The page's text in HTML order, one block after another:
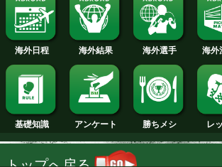
2012年
2011年
2010年